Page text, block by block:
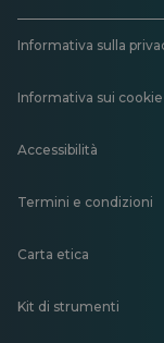
Informativa sulla
Informativa sui cookie
Accessibilità
Termini e condizioni
Carta etica
Kit di strumenti